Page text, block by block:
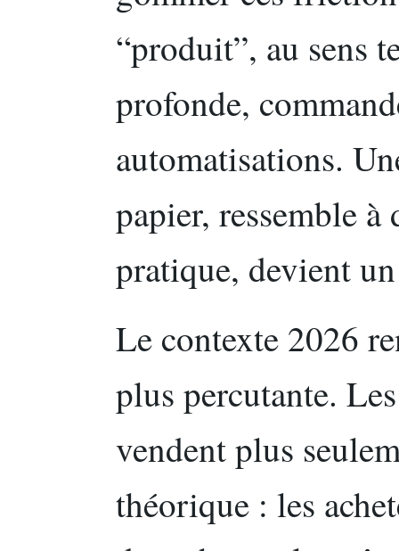
“produit”, au sens
profonde,
automatisations.
papier, ressemble
pratique, devient
Le contexte 2026
plus percutante.
vendent plus
théorique : les